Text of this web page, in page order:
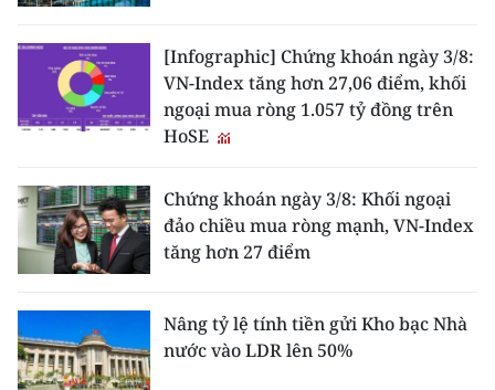
[Infographic] Chứng khoán ngày 3/8:
VN-Index tăng hơn 27,06 điểm, khối
ngoại mua ròng 1.057 tỷ đồng trên
HoSE
Chứng khoán ngày 3/8: Khối ngoại
đảo chiều mua ròng mạnh, VN-Index
tăng hơn 27 điểm
Nâng tỷ lệ tính tiền gửi Kho bạc Nhà
nước vào LDR lên 50%